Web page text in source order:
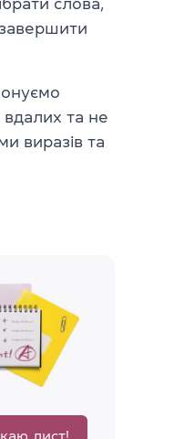
слова,
та не
виразів та
лист!